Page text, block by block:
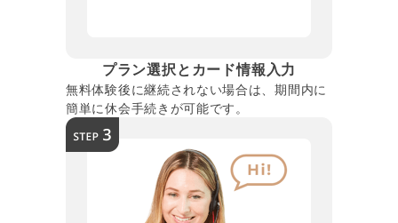
プラン選択とカード情報入力
無料体験後に継続されない場合は、期間内に
簡単に休会手続きが可能です。